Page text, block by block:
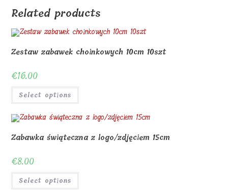
Related products
Zestaw zabawek choinkowych 10cm 10szt
€16.00
Select options
Zabawka świąteczna z logo/zdjęciem 15cm
€8.00
Select options